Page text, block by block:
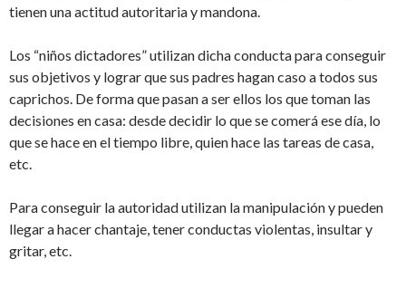
tienen una actitud autoritaria y mandona.
Los “niños dictadores” utilizan dicha conducta para conseguir
sus objetivos y lograr que sus padres hagan caso a todos sus
caprichos. De forma que pasan a ser ellos los que toman las
decisiones en casa: desde decidir lo que se comerá ese día, lo
que se hace en el tiempo libre, quien hace las tareas de casa,
etc.
Para conseguir la autoridad utilizan la manipulación y pueden
llegar a hacer chantaje, tener conductas violentas, insultar y
gritar, etc.